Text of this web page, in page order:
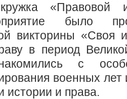
кружка «Правовой
было
викторины
в период
с
военных
истории и права.